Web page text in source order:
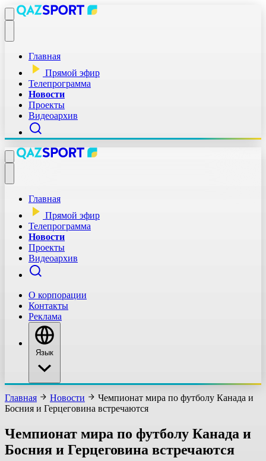
Главная
Прямой эфир
Телепрограмма
Новости
Проекты
Видеоархив
Главная
Прямой эфир
Телепрограмма
Новости
Проекты
Видеоархив
О корпорации
Контакты
Реклама
Язык
Главная Новости
Чемпионат мира по футболу Канада и
Босния и Герцеговина встречаются
Чемпионат мира по футболу Канада и
Босния и Герцеговина встречаются